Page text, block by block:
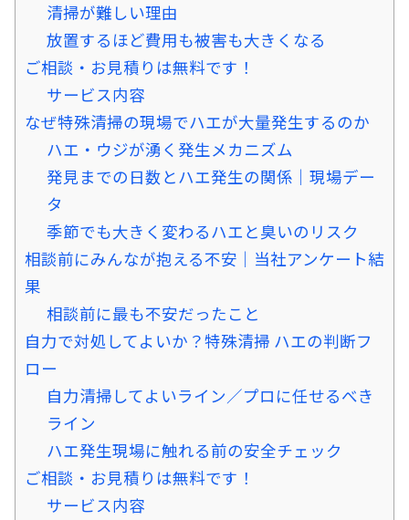
清掃が難しい理由
放置するほど費用も被害も大きくなる
ご相談・お見積りは無料です！
サービス内容
なぜ特殊清掃の現場でハエが大量発生するのか
ハエ・ウジが湧く発生メカニズム
発見までの日数とハエ発生の関係｜現場デー
タ
季節でも大きく変わるハエと臭いのリスク
相談前にみんなが抱える不安｜当社アンケート結
果
相談前に最も不安だったこと
自力で対処してよいか？特殊清掃 ハエの判断フ
ロー
自力清掃してよいライン／プロに任せるべき
ライン
ハエ発生現場に触れる前の安全チェック
ご相談・お見積りは無料です！
サービス内容